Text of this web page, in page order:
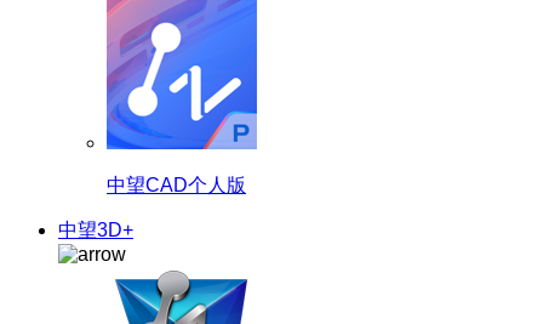
中望CAD个人版
中望3D+